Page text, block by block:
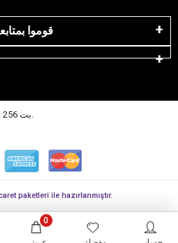
قوموا
جميع معلوماتك محمية بشهادة SSL 256 بت.
0
paketleri ile hazırlanmıştır.